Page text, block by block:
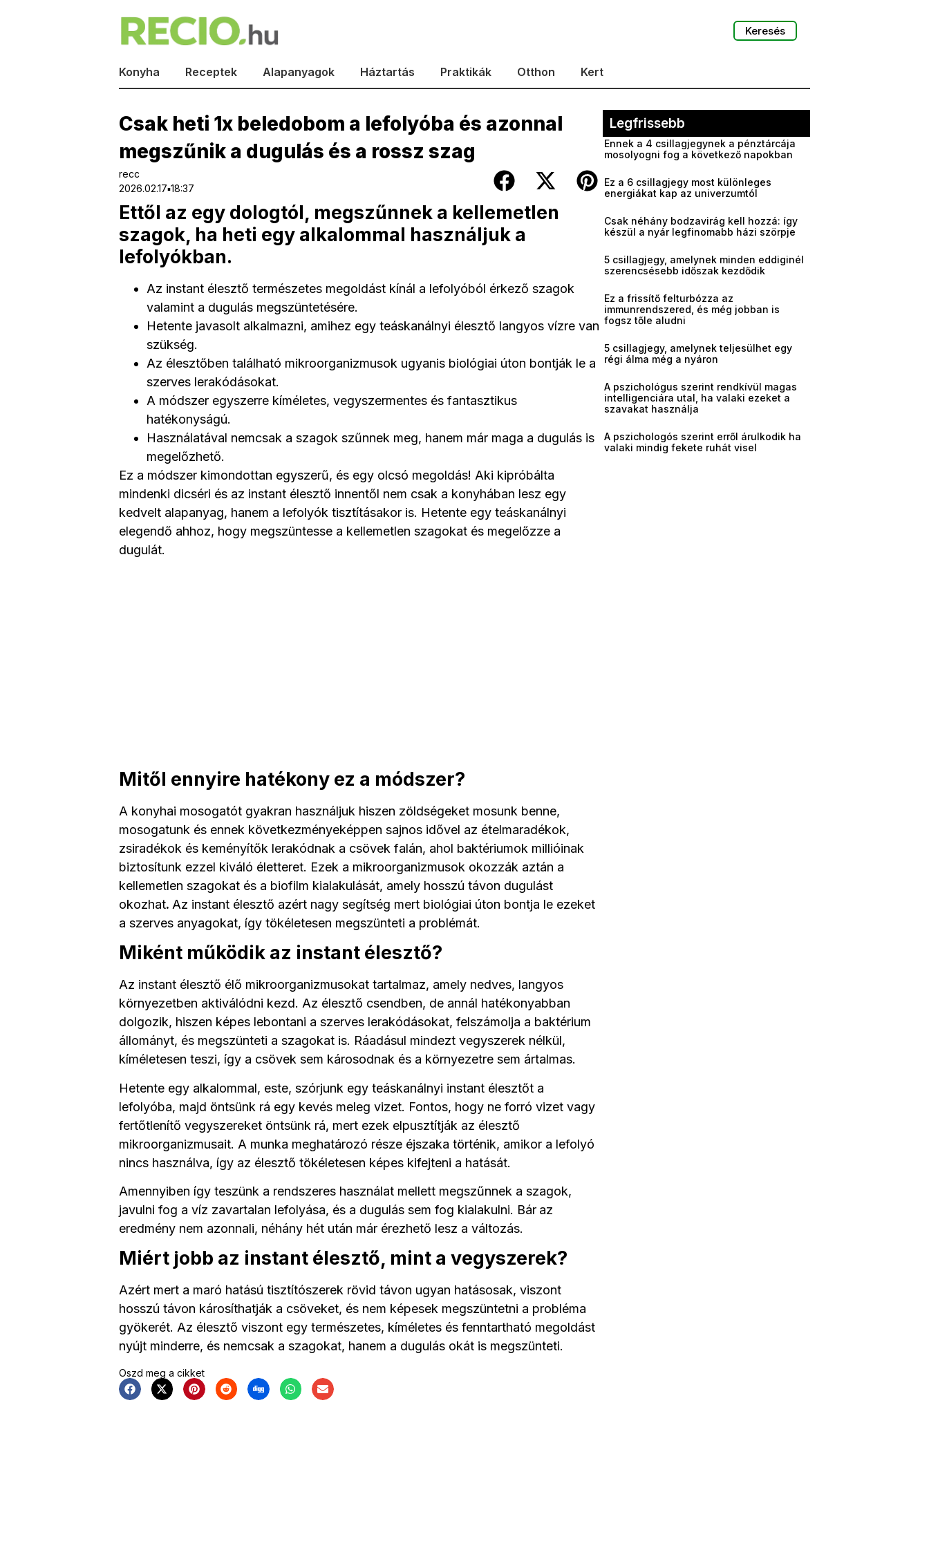
Keresés
Konyha Receptek Alapanyagok Háztartás Praktikák Otthon Kert
Csak heti 1x beledobom a lefolyóba és azonnal
megszűnik a dugulás és a rossz szag
recc
2026.02.17▪18:37
Ettől az egy dologtól, megszűnnek a kellemetlen
szagok, ha heti egy alkalommal használjuk a
lefolyókban.
Az instant élesztő természetes megoldást kínál a lefolyóból érkező szagok
valamint a dugulás megszüntetésére.
Hetente javasolt alkalmazni, amihez egy teáskanálnyi élesztő langyos vízre van
szükség.
Az élesztőben található mikroorganizmusok ugyanis biológiai úton bontják le a
szerves lerakódásokat.
A módszer egyszerre kíméletes, vegyszermentes és fantasztikus
hatékonyságú.
Használatával nemcsak a szagok szűnnek meg, hanem már maga a dugulás is
megelőzhető.
Ez a módszer kimondottan egyszerű, és egy olcsó megoldás! Aki kipróbálta
mindenki dicséri és az instant élesztő innentől nem csak a konyhában lesz egy
kedvelt alapanyag, hanem a lefolyók tisztításakor is. Hetente egy teáskanálnyi
elegendő ahhoz, hogy megszüntesse a kellemetlen szagokat és megelőzze a
dugulát.
Mitől ennyire hatékony ez a módszer?
A konyhai mosogatót gyakran használjuk hiszen zöldségeket mosunk benne,
mosogatunk és ennek következményeképpen sajnos idővel az ételmaradékok,
zsiradékok és keményítők lerakódnak a csövek falán, ahol baktériumok millióinak
biztosítunk ezzel kiváló életteret. Ezek a mikroorganizmusok okozzák aztán a
kellemetlen szagokat és a biofilm kialakulását, amely hosszú távon dugulást
okozhat. Az instant élesztő azért nagy segítség mert biológiai úton bontja le ezeket
a szerves anyagokat, így tökéletesen megszünteti a problémát.
Miként működik az instant élesztő?
Az instant élesztő élő mikroorganizmusokat tartalmaz, amely nedves, langyos
környezetben aktiválódni kezd. Az élesztő csendben, de annál hatékonyabban
dolgozik, hiszen képes lebontani a szerves lerakódásokat, felszámolja a baktérium
állományt, és megszünteti a szagokat is. Ráadásul mindezt vegyszerek nélkül,
kíméletesen teszi, így a csövek sem károsodnak és a környezetre sem ártalmas.
Hetente egy alkalommal, este, szórjunk egy teáskanálnyi instant élesztőt a
lefolyóba, majd öntsünk rá egy kevés meleg vizet. Fontos, hogy ne forró vizet vagy
fertőtlenítő vegyszereket öntsünk rá, mert ezek elpusztítják az élesztő
mikroorganizmusait. A munka meghatározó része éjszaka történik, amikor a lefolyó
nincs használva, így az élesztő tökéletesen képes kifejteni a hatását.
Amennyiben így teszünk a rendszeres használat mellett megszűnnek a szagok,
javulni fog a víz zavartalan lefolyása, és a dugulás sem fog kialakulni. Bár az
eredmény nem azonnali, néhány hét után már érezhető lesz a változás.
Miért jobb az instant élesztő, mint a vegyszerek?
Azért mert a maró hatású tisztítószerek rövid távon ugyan hatásosak, viszont
hosszú távon károsíthatják a csöveket, és nem képesek megszüntetni a probléma
gyökerét. Az élesztő viszont egy természetes, kíméletes és fenntartható megoldást
nyújt minderre, és nemcsak a szagokat, hanem a dugulás okát is megszünteti.
Oszd meg a cikket
Legfrissebb
Ennek a 4 csillagjegynek a pénztárcája
mosolyogni fog a következő napokban
Ez a 6 csillagjegy most különleges
energiákat kap az univerzumtól
Csak néhány bodzavirág kell hozzá: így
készül a nyár legfinomabb házi szörpje
5 csillagjegy, amelynek minden eddiginél
szerencsésebb időszak kezdődik
Ez a frissítő felturbózza az
immunrendszered, és még jobban is
fogsz tőle aludni
5 csillagjegy, amelynek teljesülhet egy
régi álma még a nyáron
A pszichológus szerint rendkívül magas
intelligenciára utal, ha valaki ezeket a
szavakat használja
A pszichologós szerint erről árulkodik ha
valaki mindig fekete ruhát visel